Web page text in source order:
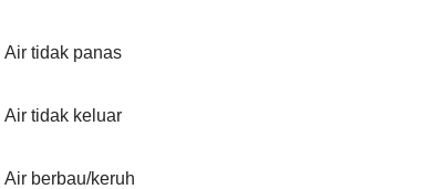
Air tidak panas
Air tidak keluar
Air berbau/keruh